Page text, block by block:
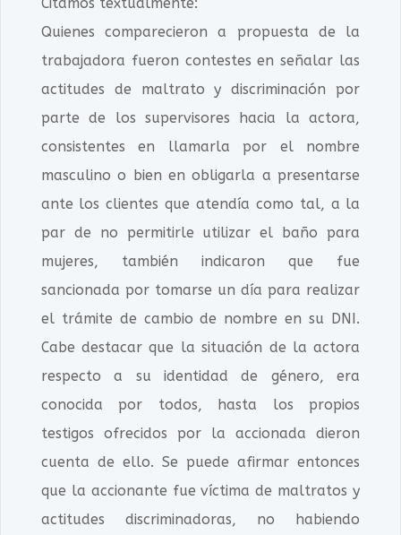
Quienes comparecieron a propuesta de la
trabajadora fueron contestes en señalar las
actitudes de maltrato y discriminación por
parte de los supervisores hacia la actora,
consistentes en llamarla por el nombre
masculino o bien en obligarla a presentarse
ante los clientes que atendía como tal, a la
par de no permitirle utilizar el baño para
mujeres, también indicaron que fue
sancionada por tomarse un día para realizar
el trámite de cambio de nombre en su DNI.
Cabe destacar que la situación de la actora
respecto a su identidad de género, era
conocida por todos, hasta los propios
testigos ofrecidos por la accionada dieron
cuenta de ello. Se puede afirmar entonces
que la accionante fue víctima de maltratos y
actitudes discriminadoras, no habiendo